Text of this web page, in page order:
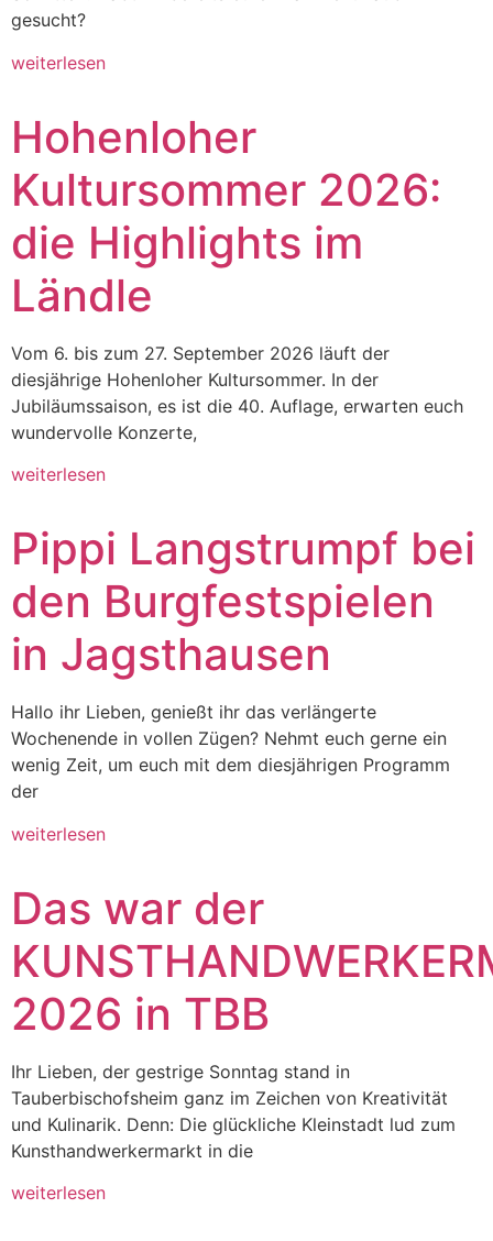
gesucht?
weiterlesen
Hohenloher
Kultursommer 2026:
die Highlights im
Ländle
Vom 6. bis zum 27. September 2026 läuft der
diesjährige Hohenloher Kultursommer. In der
Jubiläumssaison, es ist die 40. Auflage, erwarten euch
wundervolle Konzerte,
weiterlesen
Pippi Langstrumpf bei
den Burgfestspielen
in Jagsthausen
Hallo ihr Lieben, genießt ihr das verlängerte
Wochenende in vollen Zügen? Nehmt euch gerne ein
wenig Zeit, um euch mit dem diesjährigen Programm
der
weiterlesen
Das war der
2026 in TBB
Ihr Lieben, der gestrige Sonntag stand in
Tauberbischofsheim ganz im Zeichen von Kreativität
und Kulinarik. Denn: Die glückliche Kleinstadt lud zum
Kunsthandwerkermarkt in die
weiterlesen